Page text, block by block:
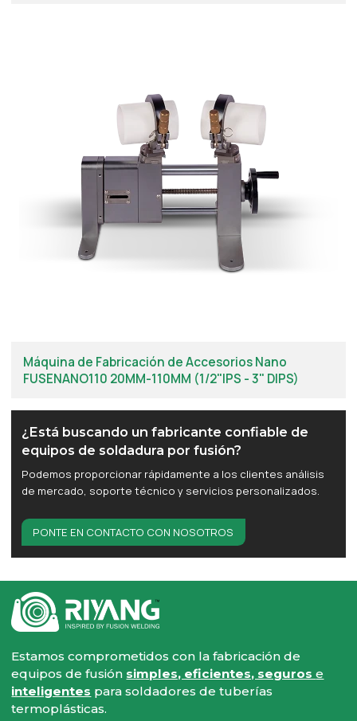
Máquina de Fabricación de Accesorios Nano
FUSENANO110 20MM-110MM (1/2"IPS - 3" DIPS)
¿Está buscando un fabricante confiable de
equipos de soldadura por fusión?
Podemos proporcionar rápidamente a los clientes análisis
de mercado, soporte técnico y servicios personalizados.
PONTE EN CONTACTO CON NOSOTROS
Estamos comprometidos con la fabricación de
equipos de fusión simples, eficientes, segurose
inteligentes para soldadores de tuberías
termoplásticas.